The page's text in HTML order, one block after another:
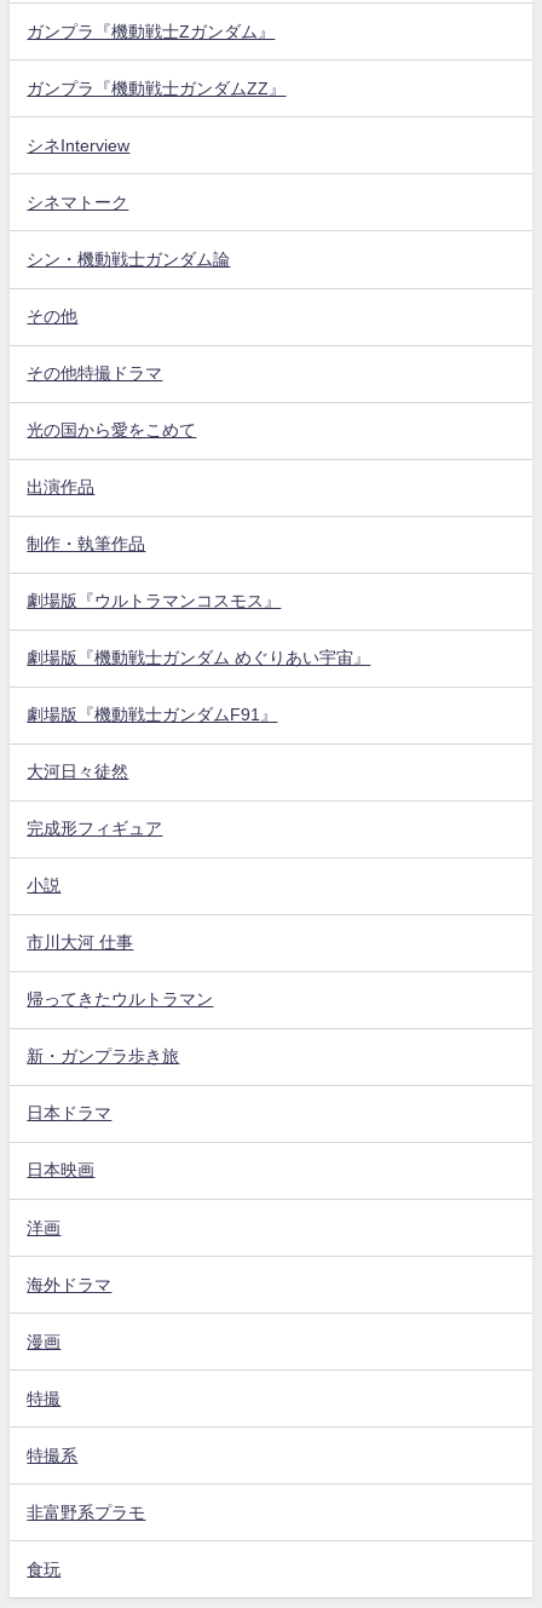
ガンプラ『機動戦士Zガンダム』
ガンプラ『機動戦士ガンダムZZ』
シネInterview
シネマトーク
シン・機動戦士ガンダム論
その他
その他特撮ドラマ
光の国から愛をこめて
出演作品
制作・執筆作品
劇場版『ウルトラマンコスモス』
劇場版『機動戦士ガンダム めぐりあい宇宙』
劇場版『機動戦士ガンダムF91』
大河日々徒然
完成形フィギュア
小説
市川大河 仕事
帰ってきたウルトラマン
新・ガンプラ歩き旅
日本ドラマ
日本映画
洋画
海外ドラマ
漫画
特撮
特撮系
非富野系プラモ
食玩